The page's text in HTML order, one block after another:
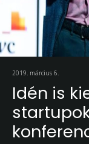
2019. március 6.
Idén is